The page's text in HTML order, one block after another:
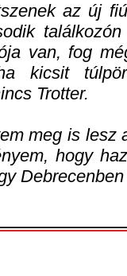
az új
van, fog
kicsit
Trotter.
meg is lesz
hogy